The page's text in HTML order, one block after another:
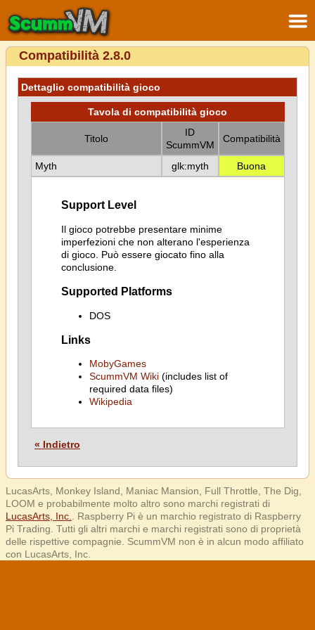
Compatibilità 2.8.0
Dettaglio compatibilità gioco
Tavola di compatibilità gioco
Titolo
ID
ScummVM
Compatibilità
Myth glk:myth Buona
Support Level
Il gioco potrebbe presentare minime
imperfezioni che non alterano l'esperienza
di gioco. Può essere giocato fino alla
conclusione.
Supported Platforms
DOS
Links
MobyGames
ScummVM Wiki(includes list of
required data files)
Wikipedia
« Indietro
LucasArts, Monkey Island, Maniac Mansion, Full Throttle, The Dig,
LOOM e probabilmente molto altro sono marchi registrati di
LucasArts, Inc.
. Raspberry Pi è un marchio registrato di Raspberry
Pi Trading. Tutti gli altri marchi e marchi registrati sono di proprietà
delle rispettive compagnie. ScummVM non è in alcun modo affiliato
con LucasArts, Inc.